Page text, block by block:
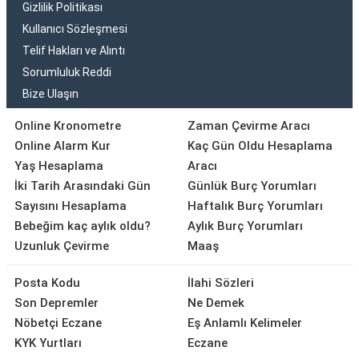
Gizlilik Politikası
Kullanıcı Sözleşmesi
Telif Hakları ve Alıntı
Sorumluluk Reddi
Bize Ulaşın
Online Kronometre
Online Alarm Kur
Yaş Hesaplama
İki Tarih Arasındaki Gün
Sayısını Hesaplama
Bebeğim kaç aylık oldu?
Uzunluk Çevirme
Zaman Çevirme Aracı
Kaç Gün Oldu Hesaplama
Aracı
Günlük Burç Yorumları
Haftalık Burç Yorumları
Aylık Burç Yorumları
Maaş
Posta Kodu
Son Depremler
Nöbetçi Eczane
KYK Yurtları
İlahi Sözleri
Ne Demek
Eş Anlamlı Kelimeler
Eczane